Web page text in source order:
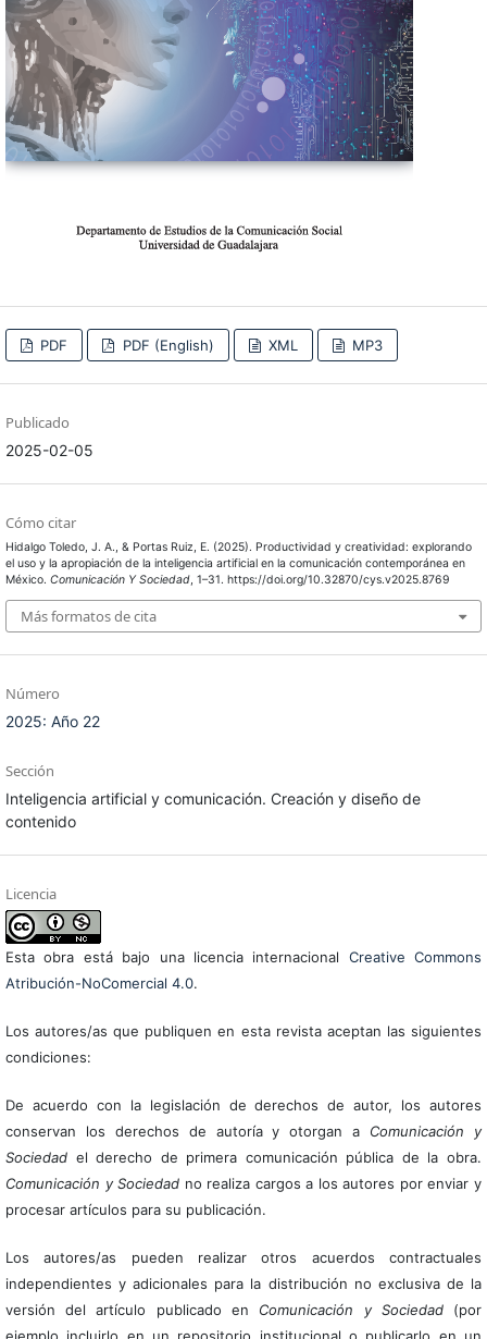
PDF PDF (English) XML MP3
Publicado
2025-02-05
Cómo citar
Hidalgo Toledo, J. A., & Portas Ruiz, E. (2025). Productividad y creatividad: explorando
el uso y la apropiación de la inteligencia artificial en la comunicación contemporánea en
México. Comunicación Y Sociedad, 1–31. https://doi.org/10.32870/cys.v2025.8769
Más formatos de cita
Número
2025: Año 22
Sección
Inteligencia artificial y comunicación. Creación y diseño de
contenido
Licencia
Esta obra está bajo una licencia internacional Creative Commons
Atribución-NoComercial 4.0.
Los autores/as que publiquen en esta revista aceptan las siguientes
condiciones:
De acuerdo con la legislación de derechos de autor, los autores
conservan los derechos de autoría y otorgan a Comunicación y
Sociedadel derecho de primera comunicación pública de la obra.
Comunicación y Sociedad no realiza cargos a los autores por enviar y
procesar artículos para su publicación.
Los autores/as pueden realizar otros acuerdos contractuales
independientes y adicionales para la distribución no exclusiva de la
versión del artículo publicado en Comunicación y Sociedad(por